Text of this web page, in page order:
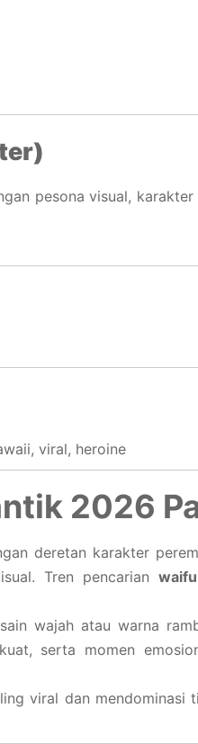
pesona visual, karakter
viral, heroine
2026
deretan karakter
Tren pencarian
wajah atau warna
serta momen
viral dan mendominasi